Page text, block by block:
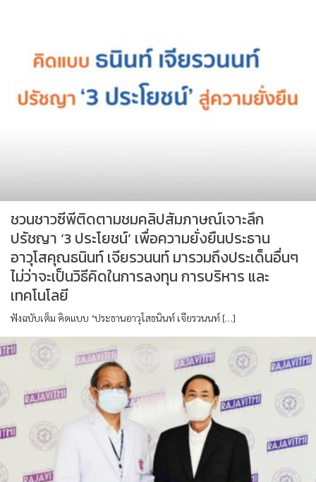
ชวนชาวซีพีติดตามชมคลิปสัมภาษณ์เจาะลึก
ปรัชญา ‘3 ประโยชน์’ เพื่อความยั่งยืนประธาน
อาวุโสคุณธนินท์ เจียรวนนท์ มารวมถึงประเด็นอื่นๆ
ไม่ว่าจะเป็นวิธีคิดในการลงทุน การบริหาร และ
เทคโนโลยี
ฟังฉบับเต็ม คิดแบบ ‘ประธานอาวุโสธนินท์ เจียรวนนท์ […]